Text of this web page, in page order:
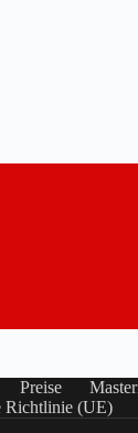
Preise
Richtlinie (UE)